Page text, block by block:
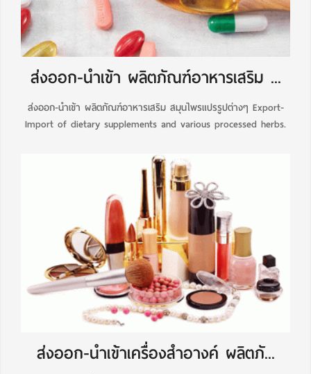
ส่งออก-นำเข้า ผลิตภัณฑ์อาหารเสริม ...
ส่งออก-นำเข้า ผลิตภัณฑ์อาหารเสริม สมุนไพรแปรรูปต่างๆ Export-
Import of dietary supplements and various processed herbs.
ส่งออก-นำเข้าเครื่องสำอางค์ ผลิตภั...